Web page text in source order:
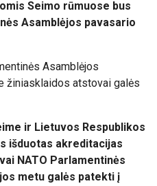
Seimo rūmuose bus
Asamblėjos pavasario
Asamblėjos
žiniasklaidos atstovai galės
ir Lietuvos Respublikos
išduotas akreditacijas
NATO Parlamentinės
metu galės patekti į